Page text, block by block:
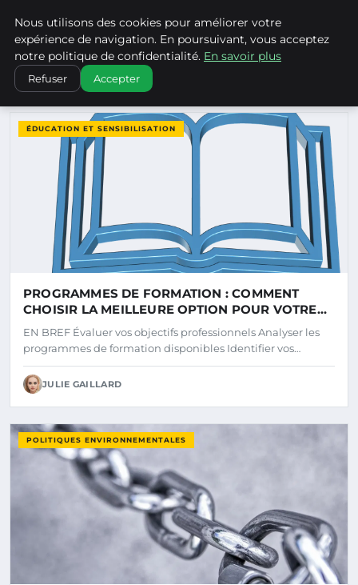
Climatechangenebraska -
CLIMATECHANGENEBRASKA
DERNIERS ARTICLES
ÉDUCATION ET SENSIBILISATION
PROGRAMMES DE FORMATION : COMMENT
CHOISIR LA MEILLEURE OPTION POUR VOTRE
CARRIÈRE
EN BREF Évaluer vos objectifs professionnels Analyser les
programmes de formation disponibles Identifier vos…
JULIE GAILLARD
POLITIQUES ENVIRONNEMENTALES
Nous utilisons des cookies pour améliorer votre
expérience de navigation. En poursuivant, vous acceptez
notre politique de confidentialité. En savoir plus
Refuser Accepter